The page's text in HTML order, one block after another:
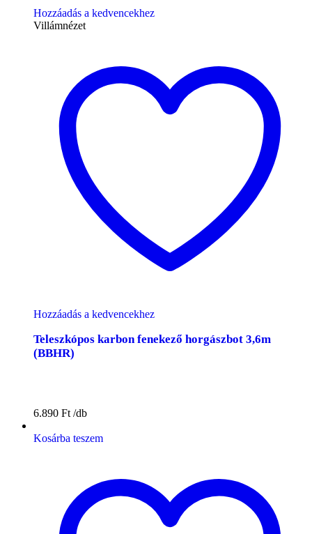
Hozzáadás a kedvencekhez
Villámnézet
Hozzáadás a kedvencekhez
Teleszkópos karbon fenekező horgászbot 3,6m
(BBHR)
6.890 Ft
Kosárba teszem